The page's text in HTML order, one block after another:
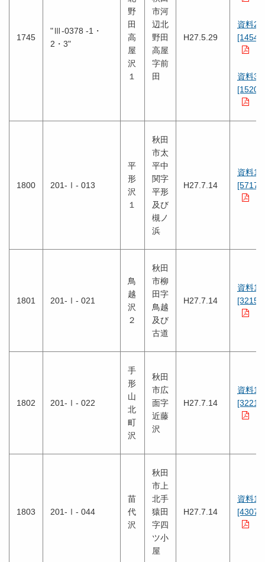
1745
"Ⅲ-0378 -1・
2・3"
野
田
高
屋
沢
１
市河
辺北
野田
高屋
字前
田
H27.5.29
資料2
資料3
1800 201-Ⅰ- 013
平
形
沢
１
秋田
市太
平中
関字
平形
及び
槻ノ
浜
H27.7.14
資料1
1801 201-Ⅰ- 021
鳥
越
沢
２
秋田
市柳
田字
鳥越
及び
古道
H27.7.14
資料1
1802 201-Ⅰ- 022
手
形
山
北
町
沢
秋田
市広
面字
近藤
沢
H27.7.14
資料1
1803 201-Ⅰ- 044
苗
代
沢
秋田
市上
北手
猿田
字四
ツ小
屋
H27.7.14
資料1